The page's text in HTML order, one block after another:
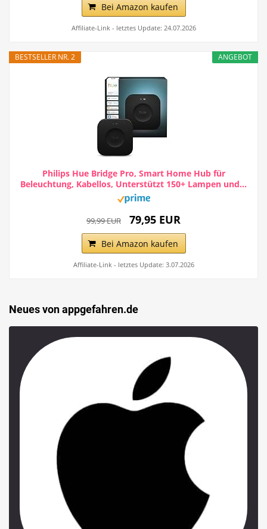
Bei Amazon kaufen
Affiliate-Link - letztes Update: 24.07.2026
ANGEBOT
BESTSELLER NR. 2
Philips Hue Bridge Pro, Smart Home Hub für
Beleuchtung, Kabellos, Unterstützt 150+ Lampen und...
99,99 EUR 79,95 EUR
Bei Amazon kaufen
Affiliate-Link - letztes Update: 3.07.2026
Neues von appgefahren.de